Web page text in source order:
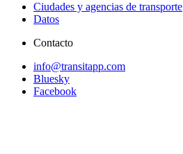
Ciudades y agencias de transporte
Datos
Contacto
info@transitapp.com
Bluesky
Facebook